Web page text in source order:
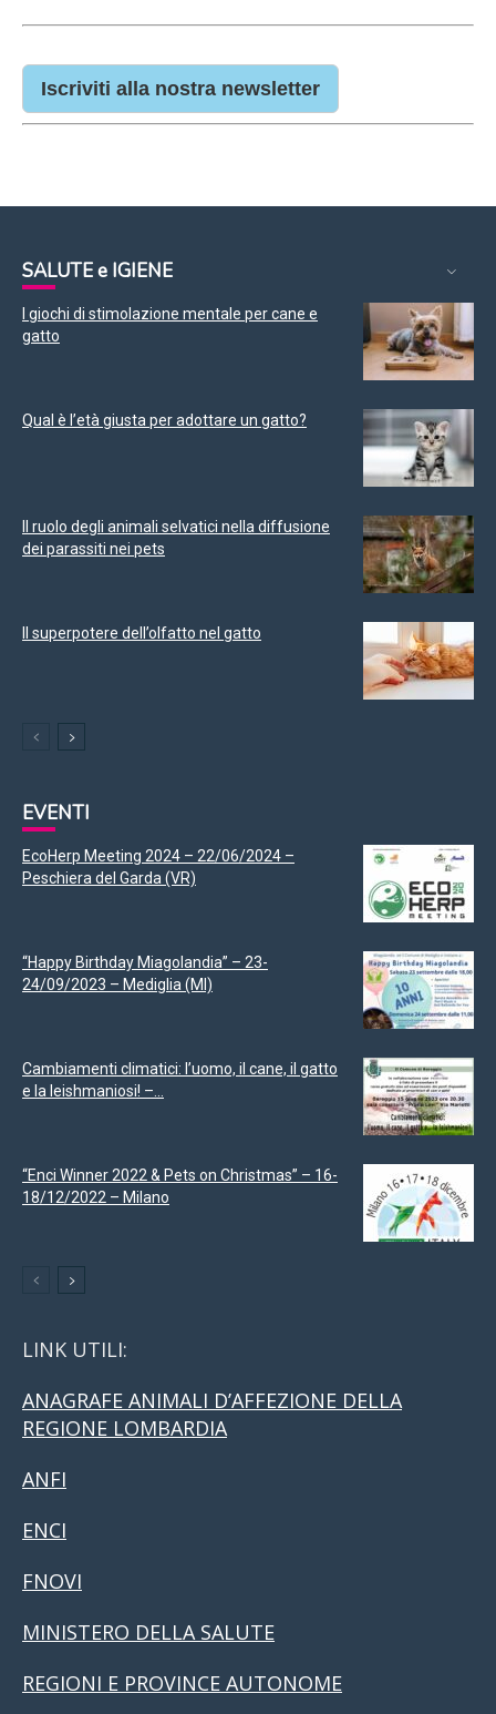
Iscriviti alla nostra newsletter
SALUTE e IGIENE
I giochi di stimolazione mentale per cane e
gatto
Qual è l’età giusta per adottare un gatto?
Il ruolo degli animali selvatici nella diffusione
dei parassiti nei pets
Il superpotere dell’olfatto nel gatto
EVENTI
EcoHerp Meeting 2024 – 22/06/2024 –
Peschiera del Garda (VR)
“Happy Birthday Miagolandia” – 23-
24/09/2023 – Mediglia (MI)
Cambiamenti climatici: l’uomo, il cane, il gatto
e la leishmaniosi! –...
“Enci Winner 2022 & Pets on Christmas” – 16-
18/12/2022 – Milano
LINK UTILI:
ANAGRAFE ANIMALI D’AFFEZIONE DELLA
REGIONE LOMBARDIA
ANFI
ENCI
FNOVI
MINISTERO DELLA SALUTE
REGIONI E PROVINCE AUTONOME